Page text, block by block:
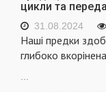
цикли та
31.08.2024
Наші предки
глибоко
...